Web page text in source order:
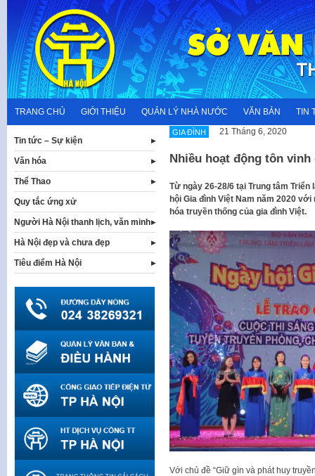
content
TRANG CHỦ GIỚI THIỆU QUẢN LÝ NHÀ NƯỚC VĂN BẢN TIN
GIA ĐÌNH 21 Tháng 6, 2020
Nhiều hoạt động tôn
Từ ngày 26-28/6 tại Trung tâm
hội Gia đình Việt Nam năm 2020
hóa truyền thống của gia đình Việt.
Với chủ đề “Giữ gìn và phát huy
Tin tức – Sự kiện
Văn hóa
Thể Thao
Quy tắc ứng xử
Người Hà Nội thanh lịch, văn minh
Hà Nội đẹp và chưa đẹp
Tiêu điểm Hà Nội